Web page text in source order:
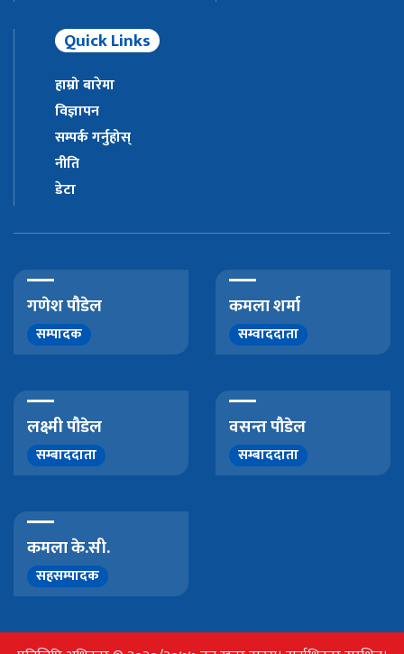
Quick Links
हाम्रो बारेमा
विज्ञापन
सम्पर्क गर्नुहोस्
नीति
डेटा
गणेश पौडेल
सम्पादक
कमला शर्मा
सम्वाददाता
लक्ष्मी पौडेल
सम्बाददाता
वसन्त पौडेल
सम्बाददाता
कमला के.सी.
सहसम्पादक